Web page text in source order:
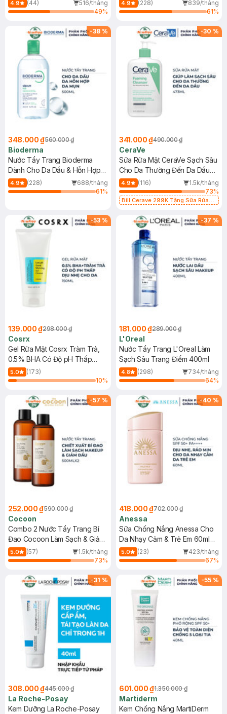
4.9 (44)
516/tháng
49%
4.9 (228)
839/tháng
61%
-38 %
348.000 ₫560.000 ₫
Bioderma
Nước Tẩy Trang Bioderma
Dành Cho Da Dầu & Hỗn Hợp
500ml
4.9 (228)
688/tháng
61%
-30 %
341.000 ₫490.000 ₫
CeraVe
Sữa Rửa Mặt CeraVe Sạch Sâu
Cho Da Thường Đến Da Dầu
473ml
4.9 (116)
1.5k/tháng
73%
Bill Cerave 299K Tặng Sữa Rửa
-53 %
139.000 ₫298.000 ₫
Cosrx
Gel Rửa Mặt Cosrx Tràm Trà,
0.5% BHA Có Độ pH Thấp
150ml
5.0
(173)
10%
-37 %
181.000 ₫289.000 ₫
L'Oreal
Nước Tẩy Trang L'Oreal Làm
Sạch Sâu Trang Điểm 400ml
4.8 (298)
734/tháng
64%
-57 %
252.000 ₫590.000 ₫
Cocoon
Combo 2 Nước Tẩy Trang Bí
Đao Cocoon Làm Sạch & Giảm
Dầu 500ml
5.0 (57)
1.5k/tháng
73%
-40 %
418.000 ₫702.000 ₫
Anessa
Sữa Chống Nắng Anessa Cho
Da Nhạy Cảm & Trẻ Em 60ml
(Mới)
5.0 (23)
423/tháng
67%
-31 %
308.000 ₫445.000 ₫
La Roche-Posay
Kem Dưỡng La Roche-Posay
-55 %
601.000 ₫1.350.000 ₫
Martiderm
Kem Chống Nắng MartiDerm